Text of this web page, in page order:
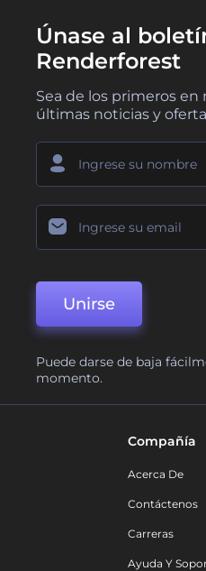
Únase al
Renderforest
Sea de los primeros en
últimas noticias y
Unirse
Puede darse de baja
momento.
Compañía
Acerca De
Contáctenos
Carreras
Ayuda Y